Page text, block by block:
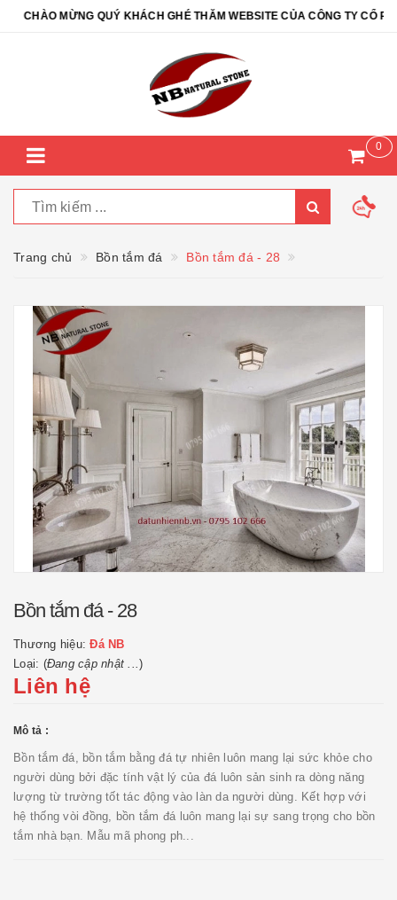
CHÀO MỪNG QUÝ KHÁCH GHÉ THĂM WEBSITE CỦA CÔNG TY CỔ
0
Trang chủ Bồn tắm đá Bồn tắm đá - 28
Bồn tắm đá - 28
Thương hiệu:Đá NB
Loại: (Đang cập nhật ...)
Liên hệ
Mô tả :
Bồn tắm đá, bồn tắm bằng đá tự nhiên luôn mang lại sức khỏe cho
người dùng bởi đặc tính vật lý của đá luôn sản sinh ra dòng năng
lượng từ trường tốt tác động vào làn da người dùng. Kết hợp với
hệ thống vòi đồng, bồn tắm đá luôn mang lại sự sang trọng cho bồn
tắm nhà bạn. Mẫu mã phong ph...